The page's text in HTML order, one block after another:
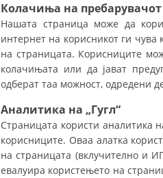
Колачиња на пребарувачот
Нашата страница може да
интернет на корисникот ги
на страницата. Корисниците
колачињата или да јават
одберат таа можност, одредени
Аналитика на „Гугл“
Страницата користи аналитика
корисниците. Оваа алатка
на страницата (вклучително и
евалуира користењето на